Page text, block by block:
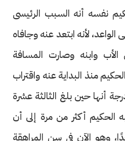
نفسه أنه السبب الرئيسى
لأنه ابتعد عنه وجافاه
وابنه وصارت المسافة
منذ البداية عنه واقتراب
أنها حين بلغ الثالثة عشرة
أكثر من مرة إلى أن
وهو الآن فى سن المراهقة